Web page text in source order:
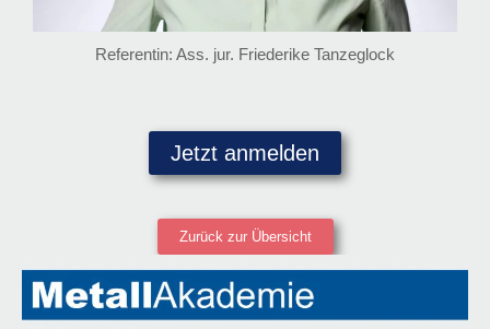
Referentin: Ass. jur. Friederike Tanzeglock
Jetzt anmelden
Zurück zur Übersicht